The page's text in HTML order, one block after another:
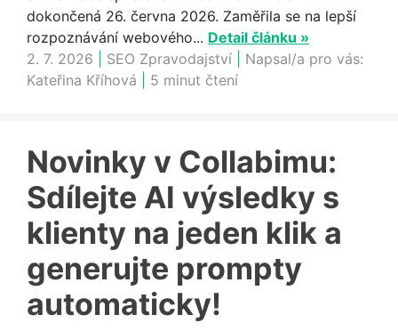
dokončená 26. června 2026. Zaměřila se na lepší
rozpoznávání webového... Detail článku »
2. 7. 2026
SEO Zpravodajství
Napsal/a pro vás:
Kateřina Kříhová
5 minut čtení
Novinky v Collabimu:
Sdílejte AI výsledky s
klienty na jeden klik a
generujte prompty
automaticky!